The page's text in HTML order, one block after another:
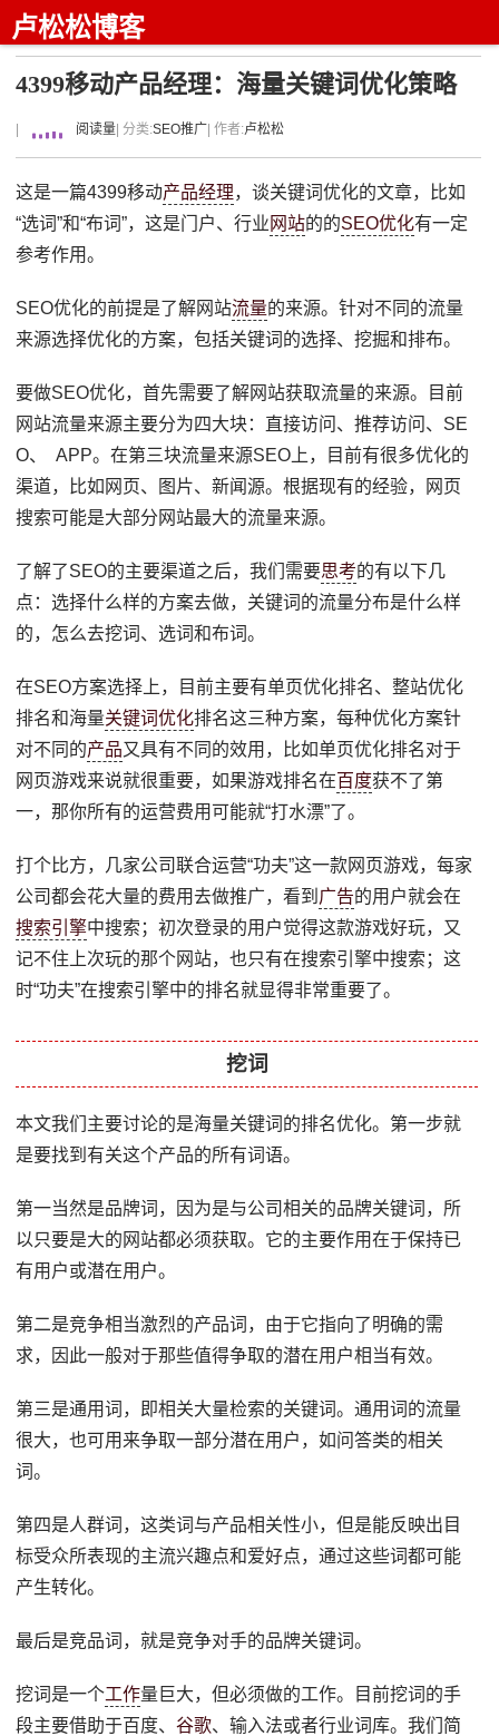
卢松松博客
4399移动产品经理：海量关键词优化策略
阅读量 | 分类:SEO推广 | 作者:卢松松
这是一篇4399移动产品经理，谈关键词优化的文章，比如
“选词”和“布词”，这是门户、行业 网站的的SEO优化有一定
参考作用。
SEO优化的前提是了解网站流量的来源。针对不同的流量
来源选择优化的方案，包括关键词的选择、挖掘和排布。
要做SEO优化，首先需要了解网站获取流量的来源。目前
网站流量来源主要分为四大块：直接访问、推荐访问、SE
O、 APP。在第三块流量来源SEO上，目前有很多优化的
渠道，比如网页、图片、新闻源。根据现有的经验，网页
搜索可能是大部分网站最大的流量来源。
了解了SEO的主要渠道之后，我们需要思考的有以下几
点：选择什么样的方案去做，关键词的流量分布是什么样
的，怎么去挖词、选词和布词。
在SEO方案选择上，目前主要有单页优化排名、整站优化
排名和海量关键词优化排名这三种方案，每种优化方案针
对不同的产品又具有不同的效用，比如单页优化排名对于
网页游戏来说就很重要，如果游戏排名在百度获不了第
一，那你所有的运营费用可能就“打水漂”了。
打个比方，几家公司联合运营“功夫”这一款网页游戏，每家
公司都会花大量的费用去做推广，看到 广告的用户就会在
搜索引擎中搜索；初次登录的用户觉得这款游戏好玩，又
记不住上次玩的那个网站，也只有在搜索引擎中搜索；这
时“功夫”在搜索引擎中的排名就显得非常重要了。
挖词
本文我们主要讨论的是海量关键词的排名优化。第一步就
是要找到有关这个产品的所有词语。
第一当然是品牌词，因为是与公司相关的品牌关键词，所
以只要是大的网站都必须获取。它的主要作用在于保持已
有用户或潜在用户。
第二是竞争相当激烈的产品词，由于它指向了明确的需
求，因此一般对于那些值得争取的潜在用户相当有效。
第三是通用词，即相关大量检索的关键词。通用词的流量
很大，也可用来争取一部分潜在用户，如问答类的相关
词。
第四是人群词，这类词与产品相关性小，但是能反映出目
标受众所表现的主流兴趣点和爱好点，通过这些词都可能
产生转化。
最后是竞品词，就是竞争对手的品牌关键词。
挖词是一个工作量巨大，但必须做的工作。目前挖词的手
段主要借助于百度、谷歌、输入法或者行业词库。我们简